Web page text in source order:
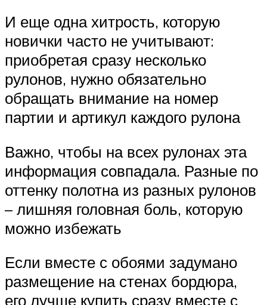
И еще одна хитрость, которую
новички часто не учитывают:
приобретая сразу несколько
рулонов, нужно обязательно
обращать внимание на номер
партии и артикул каждого рулона
Важно, чтобы на всех рулонах эта
информация совпадала. Разные по
оттенку полотна из разных рулонов
– лишняя головная боль, которую
можно избежать
Если вместе с обоями задумано
размещение на стенах бордюра,
его лучше купить сразу вместе с